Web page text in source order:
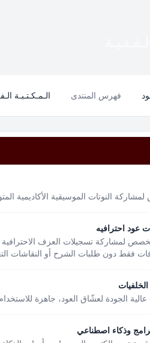
فهرس المنتدى الـمـكـتـبـة
النوتات الموسيقية الأكاديمية
عود احترافيه
لمشاركة تسجيلات العزف الاحترافية
فقط دون طلبات الشرح أو النقاشات
الجودة لعشّاق العود، جاهزة
وذكاء اصطناعي